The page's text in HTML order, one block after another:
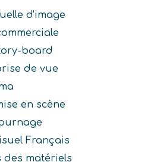
d'image
board
de vue
en scène
Français
des matériels